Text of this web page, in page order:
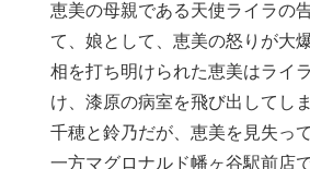
恵美の母親である天使ライラの
て、娘として、恵美の怒りが
相を打ち明けられた恵美はライ
け、漆原の病室を飛び出してし
千穂と鈴乃だが、恵美を見失
一方マグロナルド幡ヶ谷駅前店